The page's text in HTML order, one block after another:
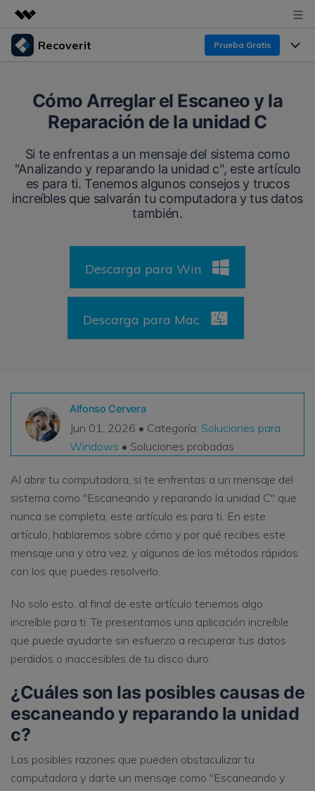
Productos destacados
Utilidades
Empresas
Resumen
Quiénes somos
Sala de prensa
Recoverit Prueba Gratis
Recoverit para Windows
Líder en recuperación para Windows
Pruébalo Gratis
Recupera datos ilimitados del sistema Mac
Recupera datos perdidos/eliminados gratis
Pruébalo Gratis
Otros Productos
Repairit - Reparar Datos
UBackit - Respaldar Datos
Funciones
Recuperar de Unidades
Recuperar Medios Borrados
Escenarios de Pérdida de Datos
Recursos
Experto en Recuperación de Datos
Historias de Clientes
Cómo Arreglar el Escaneo y la
Reparación de la unidad C
Si te enfrentas a un mensaje del sistema como
"Analizando y reparando la unidad c", este artículo
es para ti. Tenemos algunos consejos y trucos
increíbles que salvarán tu computadora y tus datos
también.
Descarga para Win
Descarga para Mac
Alfonso Cervera
Jun 01, 2026 • Categoría: Soluciones para
Windows • Soluciones probadas
Al abrir tu computadora, si te enfrentas a un mensaje del
sistema como "Escaneando y reparando la unidad C" que
nunca se completa, este artículo es para ti. En este
artículo, hablaremos sobre cómo y por qué recibes este
mensaje una y otra vez, y algunos de los métodos rápidos
con los que puedes resolverlo.
No solo esto, al final de este artículo tenemos algo
increíble para ti. Te presentamos una aplicación increíble
que puede ayudarte sin esfuerzo a recuperar tus datos
perdidos o inaccesibles de tu disco duro.
¿Cuáles son las posibles causas de
escaneando y reparando la unidad
c?
Las posibles razones que pueden obstaculizar tu
computadora y darte un mensaje como "Escaneando y